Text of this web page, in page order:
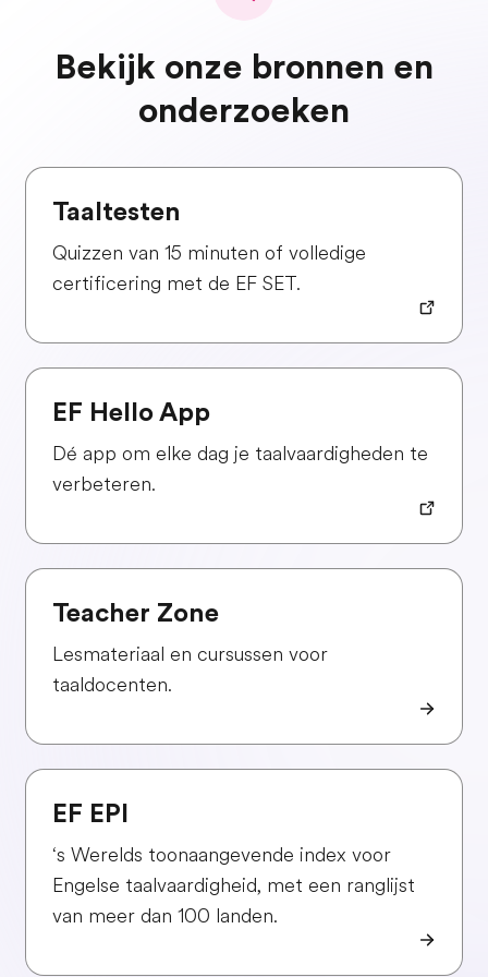
Bekijk onze bronnen en
onderzoeken
Taaltesten
Quizzen van 15 minuten of volledige
certificering met de EF SET.
EF Hello App
Dé app om elke dag je taalvaardigheden te
verbeteren.
Teacher Zone
Lesmateriaal en cursussen voor
taaldocenten.
EF EPI
‘s Werelds toonaangevende index voor
Engelse taalvaardigheid, met een ranglijst
van meer dan 100 landen.